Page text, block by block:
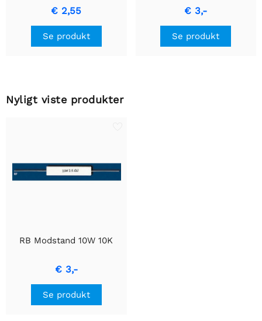
- Holdbar
Præcisionsmodstand
€ 2,55
Se produkt
cementmodstand med
keramisk hus.
€ 3,-
Se produkt
Nyligt viste produkter
RB Modstand 10W 10K
€ 3,-
Se produkt